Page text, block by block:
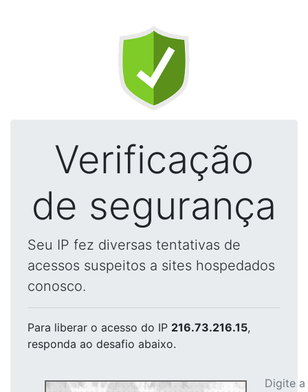
Verificação
de segurança
Seu IP fez diversas tentativas de
acessos suspeitos a sites hospedados
conosco.
Para liberar o acesso do IP 216.73.216.15,
responda ao desafio abaixo.
Digite